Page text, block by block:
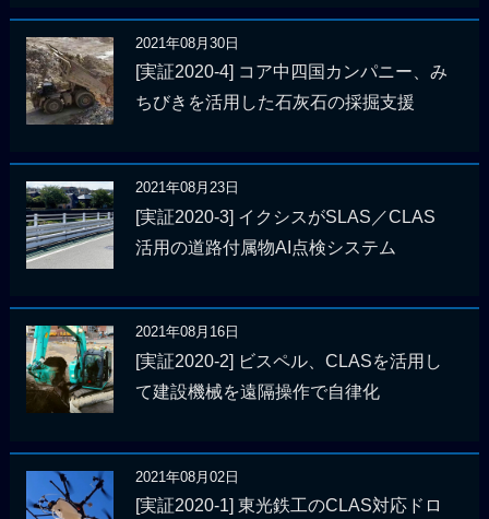
2021年08月30日
[実証2020-4] コア中四国カンパニー、み
ちびきを活用した石灰石の採掘支援
2021年08月23日
[実証2020-3] イクシスがSLAS／CLAS
活用の道路付属物AI点検システム
2021年08月16日
[実証2020-2] ビスペル、CLASを活用し
て建設機械を遠隔操作で自律化
2021年08月02日
[実証2020-1] 東光鉄工のCLAS対応ドロ